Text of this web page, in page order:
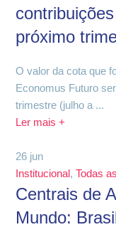
próximo
O valor da cota que
Economus Futuro
trimestre (julho a ...
Ler mais +
26 jun
Institucional,Todas
Centrais de
Mundo: